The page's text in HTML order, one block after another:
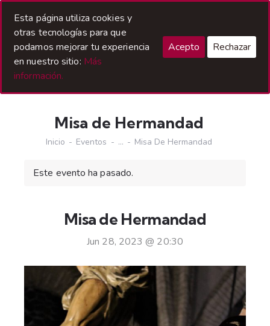
Misa de Hermandad
Inicio Eventos ... Misa De Hermandad
Este evento ha pasado.
Misa de Hermandad
Jun 28, 2023 @ 20:30
Esta página utiliza cookies y
otras tecnologías para que
podamos mejorar tu experiencia
en nuestro sitio: Más
información.
Acepto Rechazar